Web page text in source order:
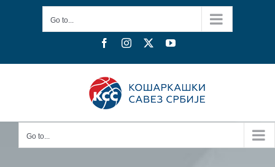
Go to...
FacebookInstagram YouTube
Go to...